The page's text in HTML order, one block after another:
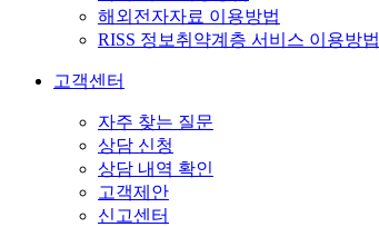
해외전자자료 이용방법
RISS 정보취약계층 서비스 이용방법
고객센터
자주 찾는 질문
상담 신청
상담 내역 확인
고객제안
신고센터